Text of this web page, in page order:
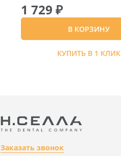
1 729 ₽
В КОРЗИНУ
КУПИТЬ В 1 КЛИК
Заказать звонок